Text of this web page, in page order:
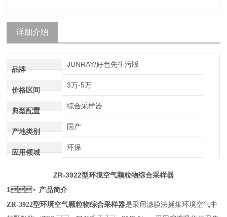
详细介绍
品牌
JUNRAY/好色先生污版
价格区间
3万-5万
典型配置
综合采样器
产地类别
国产
应用领域
环保
ZR-3922型环境空气颗粒物综合采样器
1、 产品简介
ZR-3922型环境空气颗粒物综合采样器是采用滤膜法捕集环境空气中